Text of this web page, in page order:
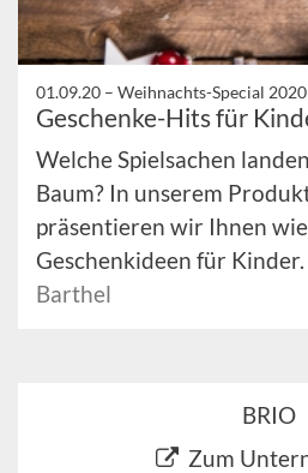
01.09.20 – Weihnachts-Special 2020
Geschenke-Hits für
Welche Spielsachen
Baum? In unserem
präsentieren wir Ihnen
Geschenkideen für Kinder.
Barthel
BRIO
Zum